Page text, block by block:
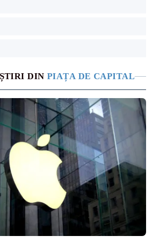
DIN PIAȚA DE CAPITAL